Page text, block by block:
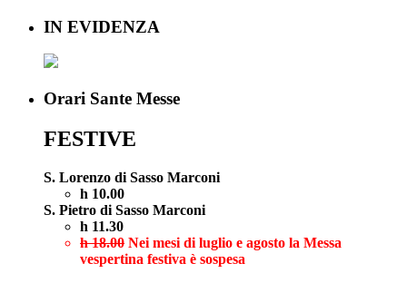
IN EVIDENZA
Orari Sante Messe
FESTIVE
S. Lorenzo di Sasso Marconi
h 10.00
S. Pietro di Sasso Marconi
h 11.30
h 18.00 Nei mesi di luglio e agosto la Messa
vespertina festiva è sospesa